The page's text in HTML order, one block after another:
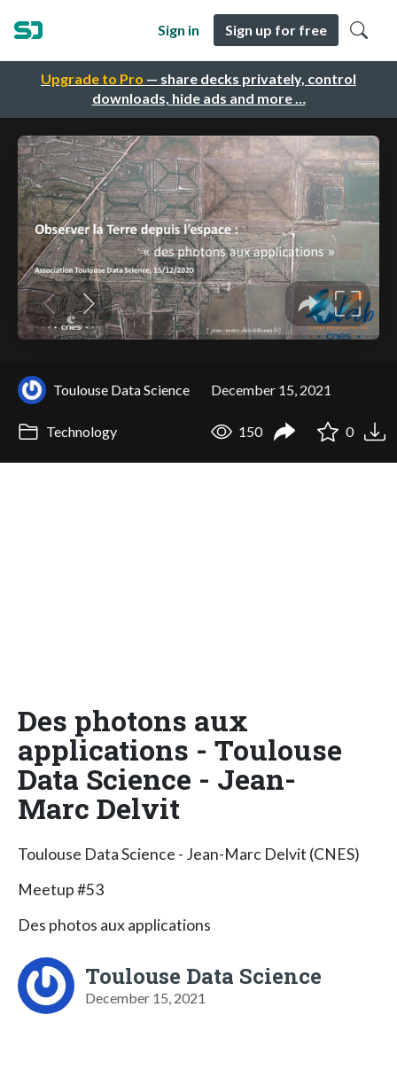
Upgrade to Pro — share decks privately, control
downloads, hide ads and more …
Sign in Sign up for free
Toulouse Data Science December 15, 2021
Technology 150 0
Des photons aux
applications - Toulouse
Data Science - Jean-
Marc Delvit
Toulouse Data Science - Jean-Marc Delvit (CNES)
Meetup #53
Des photos aux applications
Toulouse Data Science
December 15, 2021